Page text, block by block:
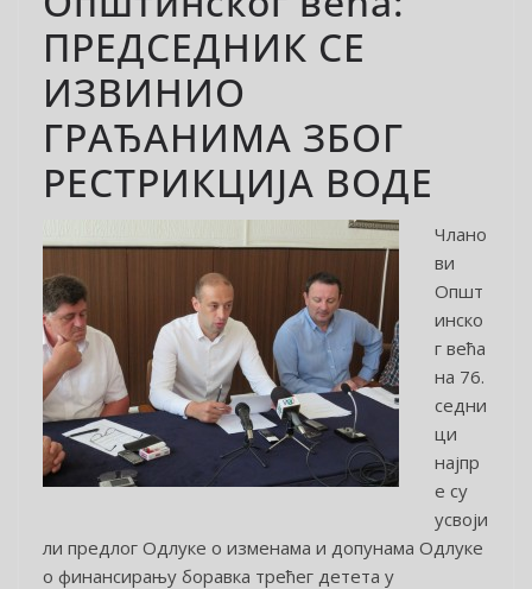
ПРЕДСЕДНИК СЕ
ИЗВИНИО
ГРАЂАНИМА ЗБОГ
РЕСТРИКЦИЈА ВОДЕ
Члано
ви
Општ
инско
г већа
на 76.
седни
ци
најпр
е су
усвоји
ли предлог Одлуке о изменама и допунама Одлуке
о финансирању боравка трећег детета у